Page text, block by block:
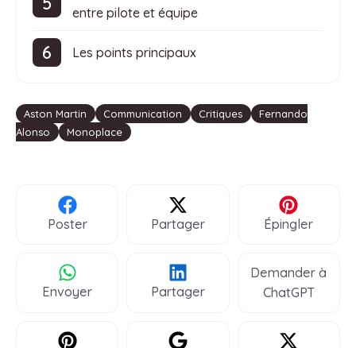
entre pilote et équipe
Les points principaux
Étiquettes
Aston Martin Communication Critiques
Fernando
Alonso
Monoplace
Poster Partager Épingler
Envoyer Partager
Demander à
ChatGPT